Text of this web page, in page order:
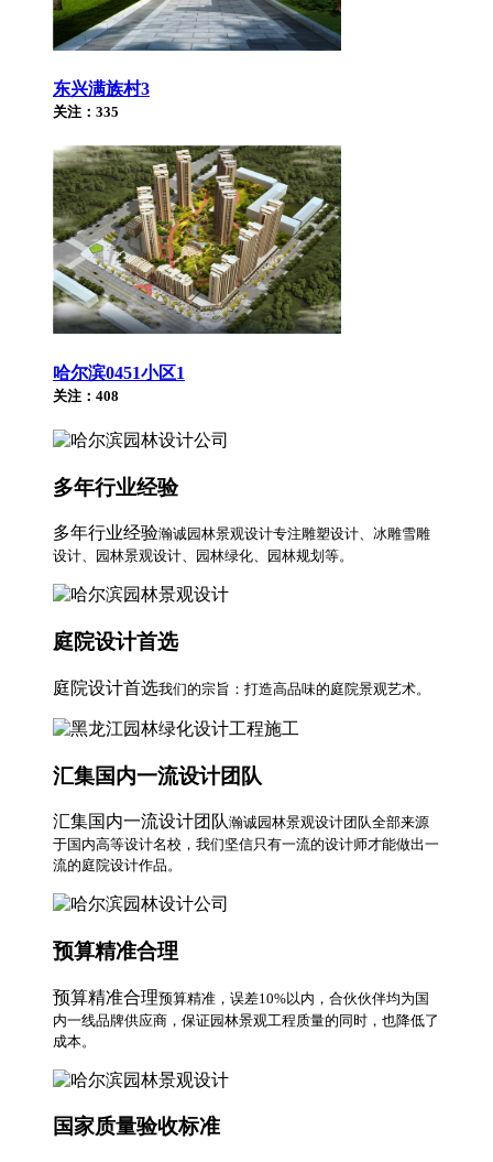
东兴满族村3
关注：335
哈尔滨0451小区1
关注：408
多年行业经验
多年行业经验瀚诚园林景观设计专注雕塑设计、冰雕雪雕
设计、园林景观设计、园林绿化、园林规划等。
庭院设计首选
庭院设计首选我们的宗旨：打造高品味的庭院景观艺术。
汇集国内一流设计团队
汇集国内一流设计团队瀚诚园林景观设计团队全部来源
于国内高等设计名校，我们坚信只有一流的设计师才能做出一
流的庭院设计作品。
预算精准合理
预算精准合理预算精准，误差10%以内，合伙伙伴均为国
内一线品牌供应商，保证园林景观工程质量的同时，也降低了
成本。
国家质量验收标准